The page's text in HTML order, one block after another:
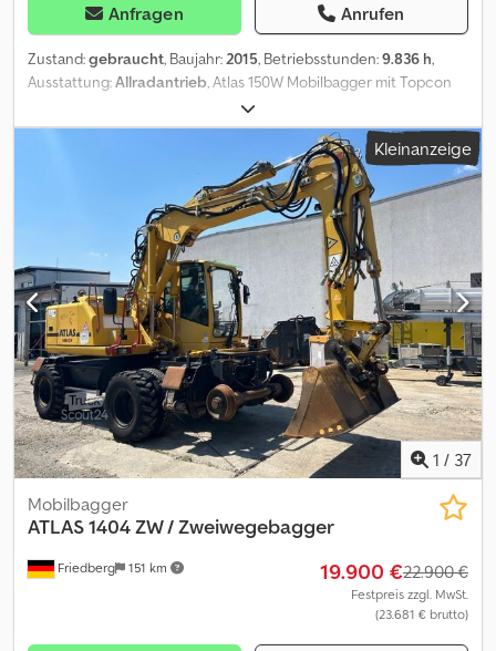
Anfragen Anrufen
Zustand:gebraucht, Baujahr:2015, Betriebsstunden:9.836 h,
Ausstattung:Allradantrieb, Atlas 150W Mobilbagger mit Topcon
GPS ! ----* Hersteller: Atlas * Typ: 150W * Baujahr: 2015 *
Abgelesene Betriebsstunden: ca. 9.836 * Inkl. Topcon GPS System
* Inkl. Grabenräumlöffel Dedpfx Acsztlinsrskr * Mit
Schnellwechsler * Deutsche Maschine, 1. Hand * Rück +
Seitenkamera * Guter Zustand * Weitere Fotos + Video auf
Anfrage (Whats APP Erik) * Preis: 44.900 Euro, netto + 19% MwSt. -
---For more question please call: Erik Kortum: Whats App Alle
Angaben ohne Gewähr und Garantie, Irrtümer und
Zwischenverkauf vorbehalten.
Kleinanzeige
1 / 37
Friedberg 151 km
Mobilbagger
ATLAS1404 ZW / Zweiwegebagger
19.900 €22.900 €
Festpreis zzgl. MwSt.
(23.681 € brutto)